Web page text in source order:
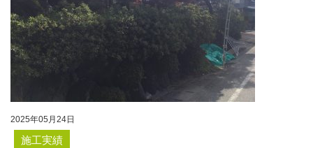
2025年05月24日
施工実績